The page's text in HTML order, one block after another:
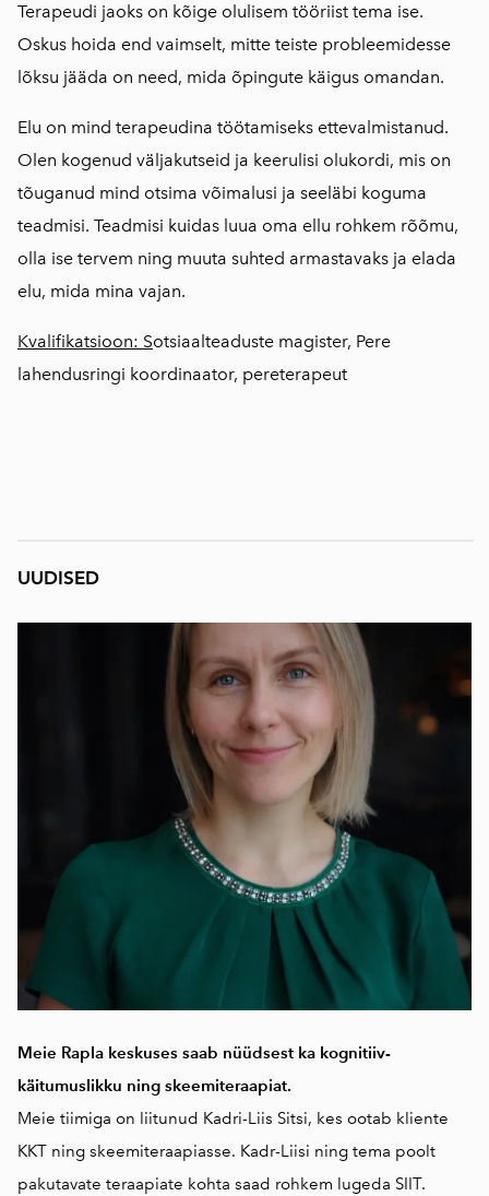
Terapeudi jaoks on kõige olulisem tööriist tema ise.
Oskus hoida end vaimselt, mitte teiste probleemidesse
lõksu jääda on need, mida õpingute käigus omandan.
Elu on mind terapeudina töötamiseks ettevalmistanud.
Olen kogenud väljakutseid ja keerulisi olukordi, mis on
tõuganud mind otsima võimalusi ja seeläbi koguma
teadmisi. Teadmisi kuidas luua oma ellu rohkem rõõmu,
olla ise tervem ning muuta suhted armastavaks ja elada
elu, mida mina vajan.
Kvalifikatsioon: Sotsiaalteaduste magister, Pere
lahendusringi koordinaator, pereterapeut
UUDISED
Meie Rapla keskuses saab nüüdsest ka kognitiiv-
käitumuslikku ning skeemiteraapiat.
Meie tiimiga on liitunud Kadri-Liis Sitsi, kes ootab kliente
KKT ning skeemiteraapiasse. Kadr-Liisi ning tema poolt
pakutavate teraapiate kohta saad rohkem lugeda SIIT.